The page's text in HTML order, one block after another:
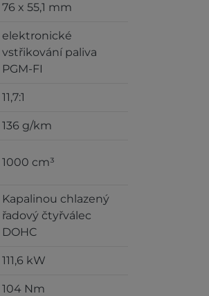
76 x 55,1 mm
elektronické
vstřikování paliva
PGM-FI
11,7:1
136 g/km
1000 cm³
Kapalinou chlazený
řadový čtyřválec
DOHC
111,6 kW
104 Nm